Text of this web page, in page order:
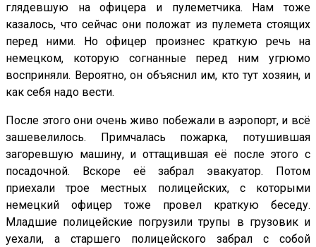
глядевшую на офицера и пулеметчика. Нам тоже
казалось, что сейчас они положат из пулемета стоящих
перед ними. Но офицер произнес краткую речь на
немецком, которую согнанные перед ним угрюмо
восприняли. Вероятно, он объяснил им, кто тут хозяин, и
как себя надо вести.
После этого они очень живо побежали в аэропорт, и всё
зашевелилось. Примчалась пожарка, потушившая
загоревшую машину, и оттащившая её после этого с
посадочной. Вскоре её забрал эвакуатор. Потом
приехали трое местных полицейских, с которыми
немецкий офицер тоже провел краткую беседу.
Младшие полицейские погрузили трупы в грузовик и
уехали, а старшего полицейского забрал с собой